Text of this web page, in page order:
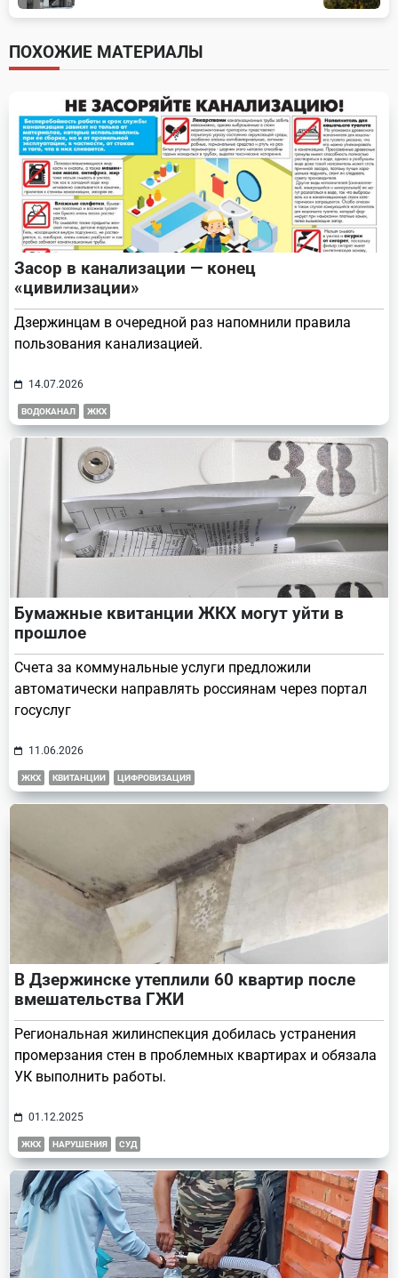
subtitle
screen-
reader-
text">Page</span>
ПОХОЖИЕ МАТЕРИАЛЫ
Засор в канализации — конец
«цивилизации»
Дзержинцам в очередной раз напомнили правила
пользования канализацией.
14.07.2026
ВОДОКАНАЛ ЖКХ
Бумажные квитанции ЖКХ могут уйти в
прошлое
Счета за коммунальные услуги предложили
автоматически направлять россиянам через портал
госуслуг
11.06.2026
ЖКХ КВИТАНЦИИ ЦИФРОВИЗАЦИЯ
В Дзержинске утеплили 60 квартир после
вмешательства ГЖИ
Региональная жилинспекция добилась устранения
промерзания стен в проблемных квартирах и обязала
УК выполнить работы.
01.12.2025
ЖКХ НАРУШЕНИЯ СУД